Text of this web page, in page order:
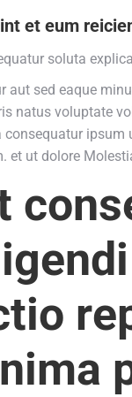
et eum
soluta
aut sed eaque
natus voluptate
ipsum
et ut dolore